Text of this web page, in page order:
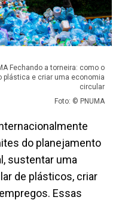
Fechando a torneira: como o
plástica e criar uma economia
circular
Foto: © PNUMA
do planejamento
sustentar uma
de plásticos, criar
Essas